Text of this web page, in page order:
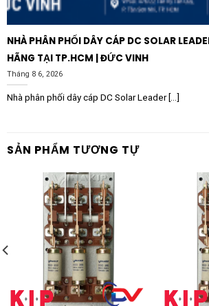
điểm đồng. Nếu thấy hiện tượng oxy
xém, cần dùng giấy nhám mịn vệ sinh
bảo khả năng dẫn điện.
Tại sao nên tin dùng sản
VINAKIP?
kỷ. Các sản phẩm của VINAKIP luôn
trên dây chuyền công nghệ hiện đại,
lượng nghiêm ngặt trước khi xuất
hở Vinakip 3 pha 800A không chỉ là
mà còn là sự đảm bảo cho sự vận
toàn của mọi dự án. Với chính sách bảo
và mạng lưới phân phối rộng khắp,
toàn có thể yên tâm khi lựa chọn sản
thống điện của mình.
NHÀ PHÂN PHỐI DÂY CÁP DC SOLAR
HÃNG TẠI TP.HCM | ĐỨC VINH
Tháng 8 6, 2026
Nhà phân phối dây cáp DC Solar Leader [...]
SẢN PHẨM TƯƠNG TỰ